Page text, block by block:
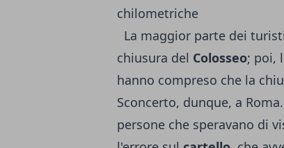
chilometriche
La maggior parte dei
chiusura del Colosseo; poi,
hanno compreso che la
Sconcerto, dunque, a
persone che speravano di